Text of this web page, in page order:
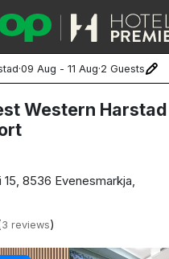
·09 Aug - 11 Aug·2 Guests
Western Harstad
8536 Evenesmarkja,
3 reviews)